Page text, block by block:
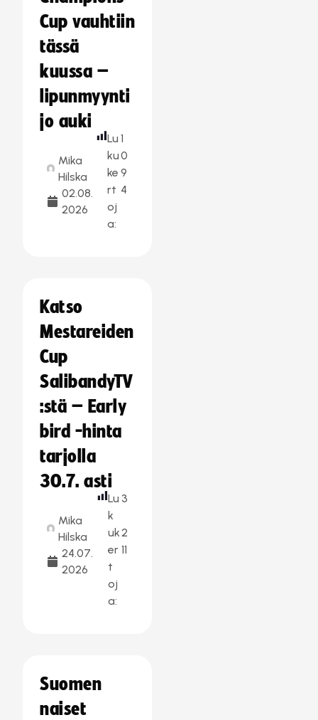
Cup vauhtiin
tässä
kuussa –
lipunmyynti
jo auki
Mika
Hilska
02.08.
2026
Lu
ku
ke
rt
oj
a:
1
0
9
4
Katso
Mestareiden
Cup
SalibandyTV
:stä – Early
bird -hinta
tarjolla
30.7. asti
Mika
Hilska
24.07.
2026
Lu
k
uk
er
t
oj
a:
3
2
11
Suomen
naiset